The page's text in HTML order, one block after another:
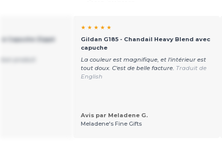
Capuche Zippé
★ ★ ★ ★ ★
Gildan G185 - Chandail Heavy Blend avec
capuche
La couleur est magnifique, et l'intérieur est
tout doux. C'est de belle facture. Traduit de
English
Avis par Meladene G.
Meladene's Fine Gifts